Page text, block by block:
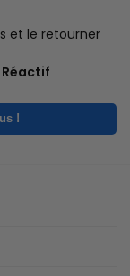
et le retourner
!